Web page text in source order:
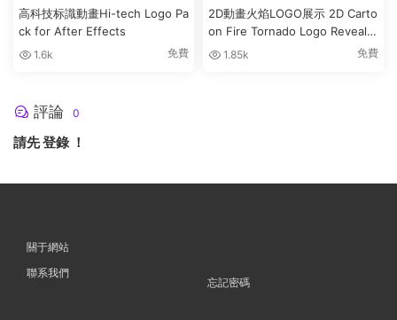
高科技标識動畫Hi-tech Logo Pa
ck for After Effects
1.6k 免費
2D動畫火焰LOGO展示 2D Carto
on Fire Tornado Logo Reveals
[After Effects]
1.85k 免費
評論 0
請先登錄！
關于網站
聯系我們
忘記密碼